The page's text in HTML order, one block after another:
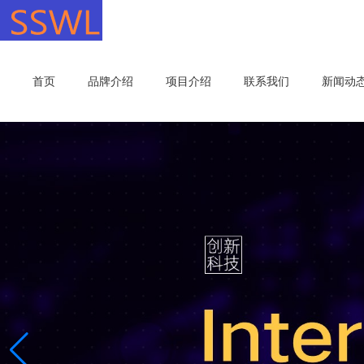
首页 品牌介绍 项目介绍 联系我们 新闻动